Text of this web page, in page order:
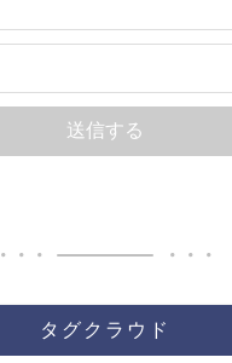
タグクラウド